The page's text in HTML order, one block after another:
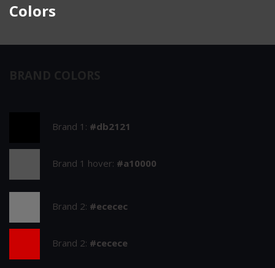
Colors
BRAND COLORS
Brand 1: #db2121
Brand 1 hover: #a10000
Brand 2: #ececec
Brand 2: #cecece